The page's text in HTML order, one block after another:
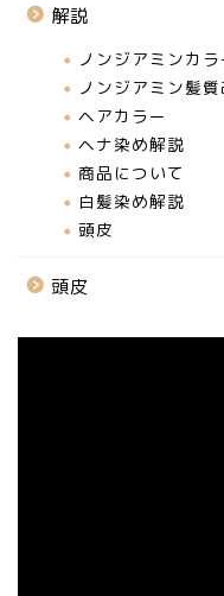
解説
ノンジアミンカ
ノンジアミン髪
ヘアカラー
ヘナ染め解説
商品について
白髪染め解説
頭皮
頭皮